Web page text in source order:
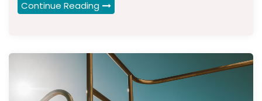
Continue Reading